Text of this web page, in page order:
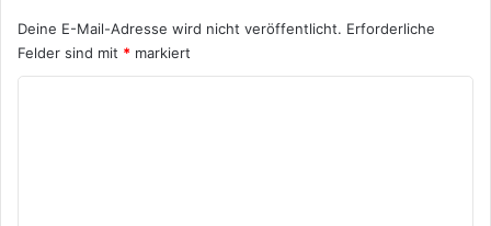
Deine E-Mail-Adresse wird nicht veröffentlicht. Erforderliche
Felder sind mit * markiert